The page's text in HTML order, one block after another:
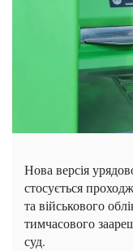
Нова версія
стосується
та військового
тимчасового
суд.